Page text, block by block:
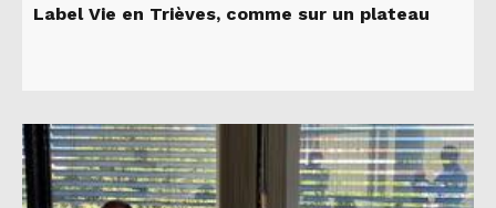
Label Vie en Trièves, comme sur un plateau